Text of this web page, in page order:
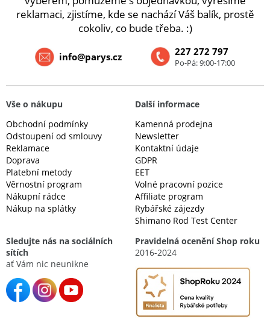
reklamaci, zjistíme, kde se nachází Váš balík, prostě
cokoliv, co bude třeba. :)
227 272 797
Po-Pá: 9:00-17:00
info@parys.cz
Vše o nákupu
Obchodní podmínky
Odstoupení od smlouvy
Reklamace
Doprava
Platební metody
Věrnostní program
Nákupní rádce
Nákup na splátky
Další informace
Kamenná prodejna
Newsletter
Kontaktní údaje
GDPR
EET
Volné pracovní pozice
Affiliate program
Rybářské zájezdy
Shimano Rod Test Center
Sledujte nás na sociálních
sítích
ať Vám nic neunikne
Pravidelná ocenění Shop roku
2016-2024